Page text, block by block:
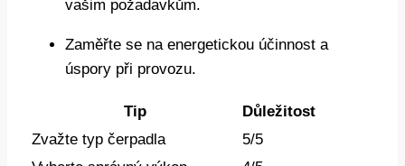
vašim požadavkům.
Zaměřte se na energetickou účinnost a
úspory při provozu.
Tip
Důležitost
Zvažte typ čerpadla
5/5